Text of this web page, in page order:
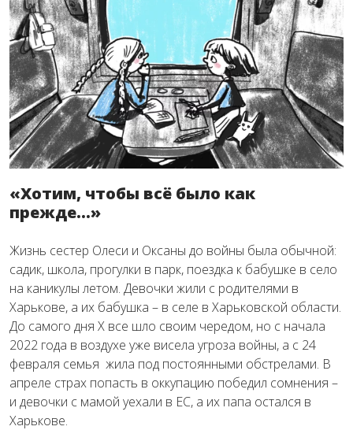
«Хотим, чтобы всё было как
прежде…»
Жизнь сестер Олеси и Оксаны до войны была обычной:
садик, школа, прогулки в парк, поездка к бабушке в село
на каникулы летом. Девочки жили с родителями в
Харькове, а их бабушка – в селе в Харьковской области.
До самого дня Х все шло своим чередом, но с начала
2022 года в воздухе уже висела угроза войны, а с 24
февраля семья жила под постоянными обстрелами. В
апреле страх попасть в оккупацию победил сомнения –
и девочки с мамой уехали в ЕС, а их папа остался в
Харькове.